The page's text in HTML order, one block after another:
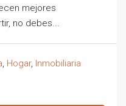
mejores
no debes...
, Hogar, Inmobiliaria